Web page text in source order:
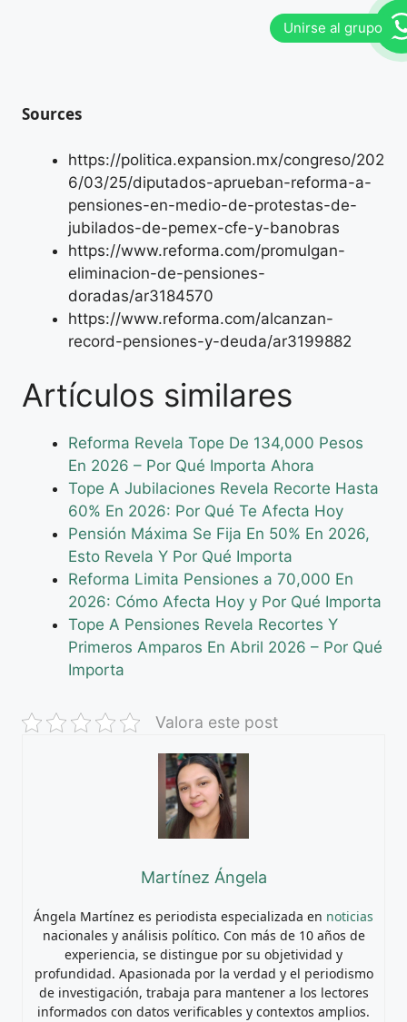
Sources
https://politica.expansion.mx/congreso/202
6/03/25/diputados-aprueban-reforma-a-
pensiones-en-medio-de-protestas-de-
jubilados-de-pemex-cfe-y-banobras
https://www.reforma.com/promulgan-
eliminacion-de-pensiones-
doradas/ar3184570
https://www.reforma.com/alcanzan-
record-pensiones-y-deuda/ar3199882
Artículos similares
Reforma Revela Tope De 134,000 Pesos
En 2026 – Por Qué Importa Ahora
Tope A Jubilaciones Revela Recorte Hasta
60% En 2026: Por Qué Te Afecta Hoy
Pensión Máxima Se Fija En 50% En 2026,
Esto Revela Y Por Qué Importa
Reforma Limita Pensiones a 70,000 En
2026: Cómo Afecta Hoy y Por Qué Importa
Tope A Pensiones Revela Recortes Y
Primeros Amparos En Abril 2026 – Por Qué
Importa
Valora este post
Martínez Ángela
Ángela Martínez es periodista especializada en noticias
nacionales y análisis político. Con más de 10 años de
experiencia, se distingue por su objetividad y
profundidad. Apasionada por la verdad y el periodismo
de investigación, trabaja para mantener a los lectores
informados con datos verificables y contextos amplios.